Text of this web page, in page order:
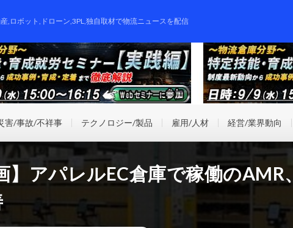
,ロボット,ドローン,3PL,独自取材で物流ニュースを配信
害/事故/不祥事 テクノロジー/製品 雇用/人材 経営/業界動向
アパレルEC倉庫で稼働のAMR、